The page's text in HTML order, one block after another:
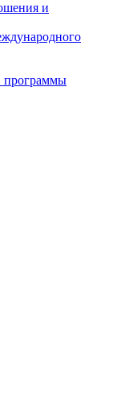
и
программы